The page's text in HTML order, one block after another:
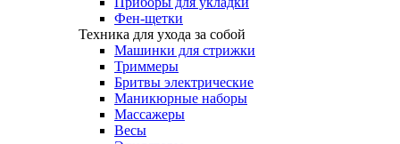
Фен-щетки
Техника для ухода за собой
Машинки для стрижки
Триммеры
Бритвы электрические
Маникюрные наборы
Массажеры
Весы